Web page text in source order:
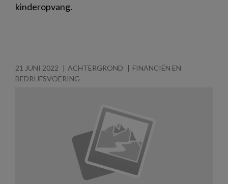
kinderopvang.
21 JUNI 2022 ACHTERGROND
FINANCIËN EN
BEDRIJFSVOERING